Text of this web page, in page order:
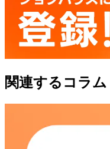
関連するコラム